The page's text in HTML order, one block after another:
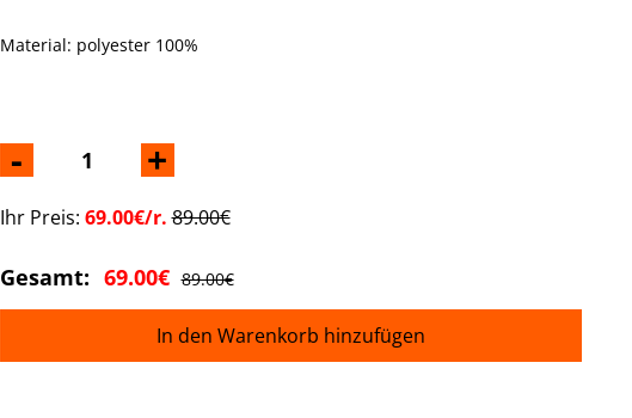
Material: polyester 100%
- +
Ihr Preis: 69.00€/r. 89.00€
Gesamt: 69.00€ 89.00€
In den Warenkorb hinzufügen